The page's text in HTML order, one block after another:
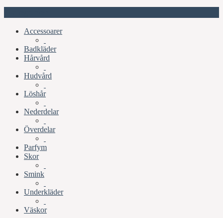
Accessoarer
Badkläder
Hårvård
Hudvård
Löshår
Nederdelar
Överdelar
Parfym
Skor
Smink
Underkläder
Väskor